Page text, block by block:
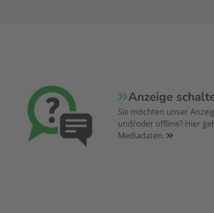
Anzeige
Sie möchten unser
und/oder offline? Hier
Mediadaten.